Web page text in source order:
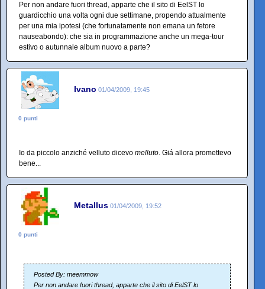
Per non andare fuori thread, apparte che il sito di EelST lo
guardicchio una volta ogni due settimane, propendo attualmente
per una mia ipotesi (che fortunatamente non emana un fetore
nauseabondo): che sia in programmazione anche un mega-tour
estivo o autunnale album nuovo a parte?
Ivano 01/04/2009, 19:45
0 punti
Io da piccolo anziché velluto dicevo melluto. Giá allora promettevo
bene...
Metallus 01/04/2009, 19:52
0 punti
Posted By: meemmow
Per non andare fuori thread, apparte che il sito di EelST lo